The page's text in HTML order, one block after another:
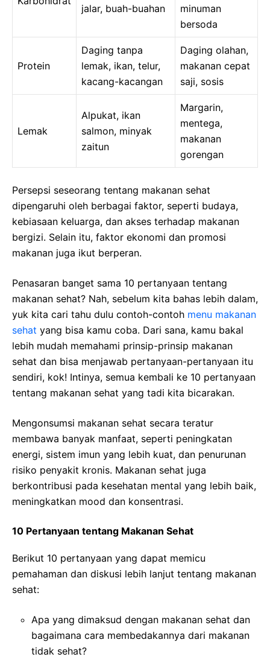
jalar, buah-buahan
minuman
bersoda
Protein
Daging tanpa
lemak, ikan, telur,
kacang-kacangan
Daging olahan,
makanan cepat
saji, sosis
Lemak
Alpukat, ikan
salmon, minyak
zaitun
Margarin,
mentega,
makanan
gorengan
Persepsi seseorang tentang makanan sehat
dipengaruhi oleh berbagai faktor, seperti budaya,
kebiasaan keluarga, dan akses terhadap makanan
bergizi. Selain itu, faktor ekonomi dan promosi
makanan juga ikut berperan.
Penasaran banget sama 10 pertanyaan tentang
makanan sehat? Nah, sebelum kita bahas lebih dalam,
yuk kita cari tahu dulu contoh-contoh menu makanan
sehat yang bisa kamu coba. Dari sana, kamu bakal
lebih mudah memahami prinsip-prinsip makanan
sehat dan bisa menjawab pertanyaan-pertanyaan itu
sendiri, kok! Intinya, semua kembali ke 10 pertanyaan
tentang makanan sehat yang tadi kita bicarakan.
Mengonsumsi makanan sehat secara teratur
membawa banyak manfaat, seperti peningkatan
energi, sistem imun yang lebih kuat, dan penurunan
risiko penyakit kronis. Makanan sehat juga
berkontribusi pada kesehatan mental yang lebih baik,
meningkatkan mood dan konsentrasi.
10 Pertanyaan tentang Makanan Sehat
Berikut 10 pertanyaan yang dapat memicu
pemahaman dan diskusi lebih lanjut tentang makanan
sehat:
Apa yang dimaksud dengan makanan sehat dan
bagaimana cara membedakannya dari makanan
tidak sehat?